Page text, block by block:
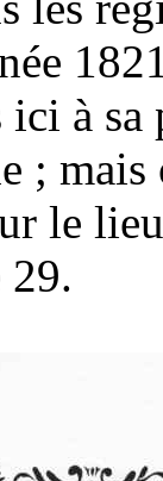
à sa
; mais
le
29.